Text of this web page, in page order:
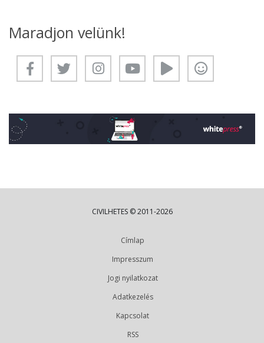
Maradjon velünk!
CIVILHETES © 2011-2026
Címlap
Impresszum
Jogi nyilatkozat
Adatkezelés
Kapcsolat
RSS